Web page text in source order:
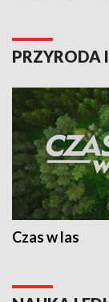
PRZYRODA
Czas w las